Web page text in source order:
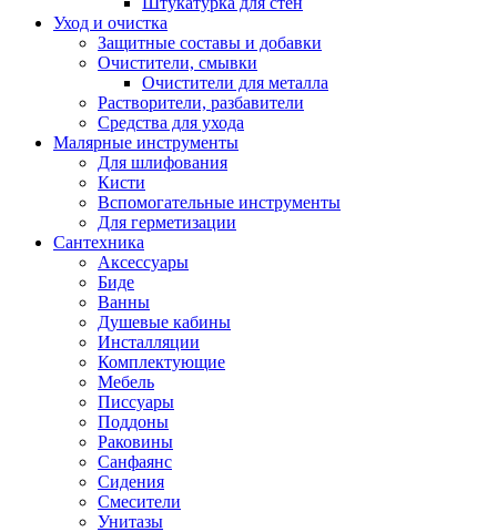
Уход и очистка
Защитные составы и добавки
Очистители, смывки
Очистители для металла
Растворители, разбавители
Средства для ухода
Малярные инструменты
Для шлифования
Кисти
Вспомогательные инструменты
Для герметизации
Сантехника
Аксессуары
Биде
Ванны
Душевые кабины
Инсталляции
Комплектующие
Мебель
Писсуары
Поддоны
Раковины
Санфаянс
Сидения
Смесители
Унитазы